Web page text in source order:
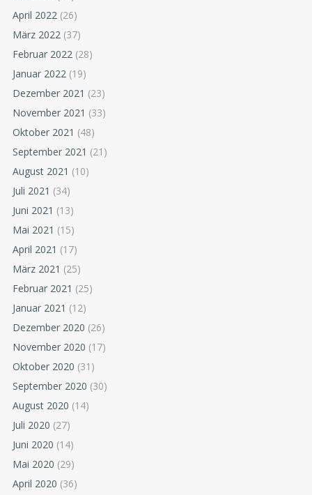
April 2022 (26)
März 2022 (37)
Februar 2022 (28)
Januar 2022 (19)
Dezember 2021 (23)
November 2021 (33)
Oktober 2021 (48)
September 2021 (21)
August 2021 (10)
Juli 2021 (34)
Juni 2021 (13)
Mai 2021 (15)
April 2021 (17)
März 2021 (25)
Februar 2021 (25)
Januar 2021 (12)
Dezember 2020 (26)
November 2020 (17)
Oktober 2020 (31)
September 2020 (30)
August 2020 (14)
Juli 2020 (27)
Juni 2020 (14)
Mai 2020 (29)
April 2020 (36)